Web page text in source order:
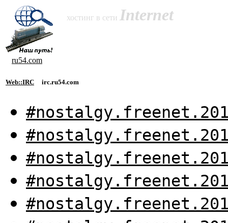
хостинг в сети Internet
ru54.com
Web::IRC irc.ru54.com